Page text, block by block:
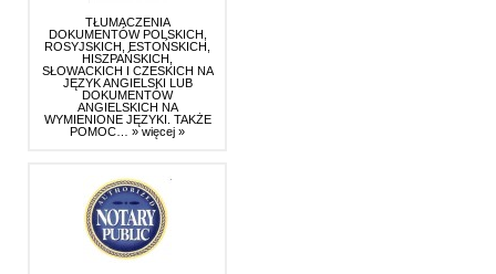
TŁUMACZENIA
DOKUMENTÓW POLSKICH,
ROSYJSKICH, ESTOŃSKICH,
HISZPAŃSKICH,
SŁOWACKICH I CZESKICH NA
JĘZYK ANGIELSKI LUB
DOKUMENTÓW
ANGIELSKICH NA
WYMIENIONE JĘZYKI. TAKŻE
POMOC… » więcej »